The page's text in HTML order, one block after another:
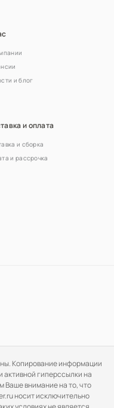
и блог
и оплата
и сборка
и рассрочка
Копирование информации
активной гиперссылки на
Ваше внимание на то, что
носит исключительно